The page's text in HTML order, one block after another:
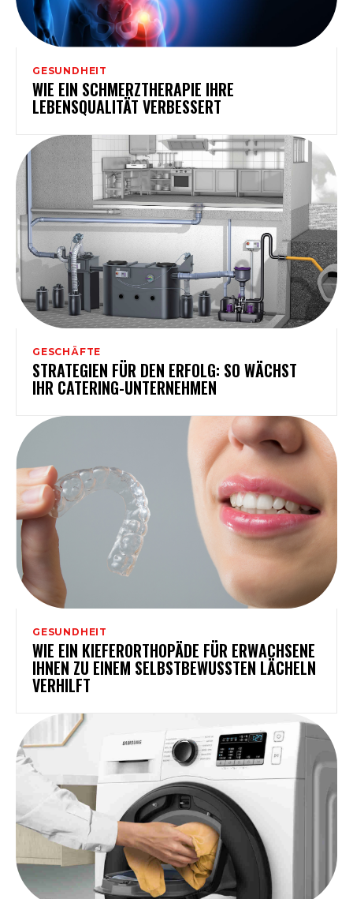
GESUNDHEIT
WIE EIN SCHMERZTHERAPIE IHRE
LEBENSQUALITÄT VERBESSERT
GESCHÄFTE
STRATEGIEN FÜR DEN ERFOLG: SO WÄCHST
IHR CATERING-UNTERNEHMEN
GESUNDHEIT
WIE EIN KIEFERORTHOPÄDE FÜR ERWACHSENE
IHNEN ZU EINEM SELBSTBEWUSSTEN LÄCHELN
VERHILFT